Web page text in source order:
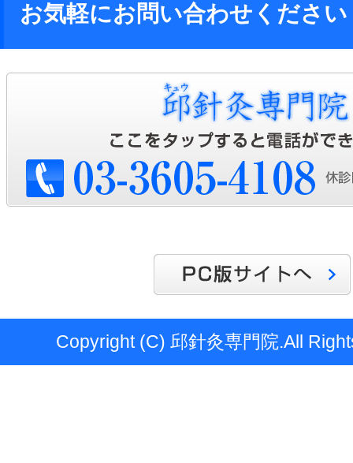
お気軽にお問い合わせください
Copyright (C) 邱針灸専門院.All